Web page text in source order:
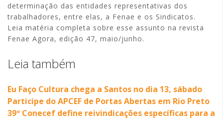
determinação das entidades representativas dos
trabalhadores, entre elas, a Fenae e os Sindicatos.
Leia matéria completa sobre esse assunto na revista
Fenae Agora, edição 47, maio/junho.
Leia também
Eu Faço Cultura chega a Santos no dia 13, sábado
Participe do APCEF de Portas Abertas em Rio Preto
39º Conecef define reivindicações específicas para a